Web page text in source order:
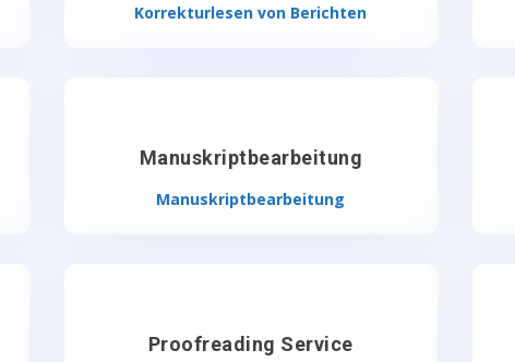
Korrekturlesen von Berichten
Manuskriptbearbeitung
Manuskriptbearbeitung
Proofreading Service